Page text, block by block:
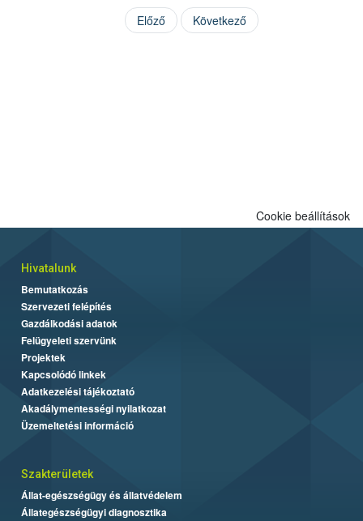
Előző Következő
Cookie beállítások
Hivatalunk
Bemutatkozás
Szervezeti felépítés
Gazdálkodási adatok
Felügyeleti szervünk
Projektek
Kapcsolódó linkek
Adatkezelési tájékoztató
Akadálymentességi nyilatkozat
Üzemeltetési információ
Szakterületek
Állat-egészségügy és állatvédelem
Állategészségügyi diagnosztika